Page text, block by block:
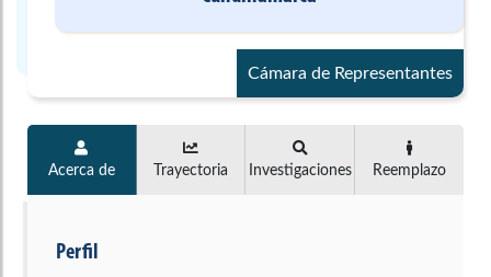
Cámara de Representantes
Acerca de Trayectoria Investigaciones Reemplazo
Perfil